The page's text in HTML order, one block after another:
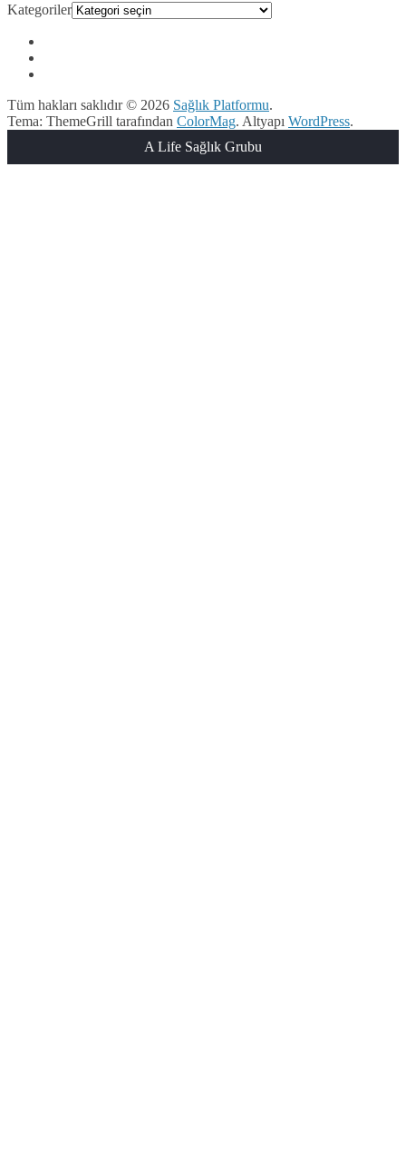
Kategoriler
Tüm hakları saklıdır © 2026 Sağlık Platformu.
Tema: ThemeGrill tarafından ColorMag. Altyapı WordPress.
A Life Sağlık Grubu